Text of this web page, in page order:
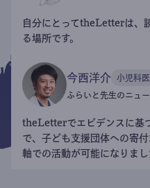
自分にとってtheLetterは、
る場所です。
今西洋介 小児科
ふらいと先生のニュ
theLetterでエビデンスに基
で、子ども支援団体への寄
軸での活動が可能になりまし